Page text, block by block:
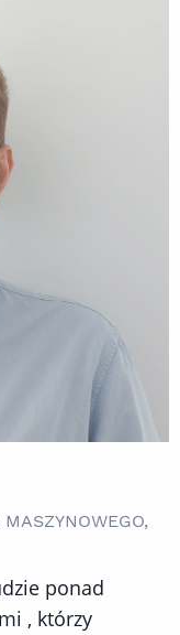
ponad
, którzy